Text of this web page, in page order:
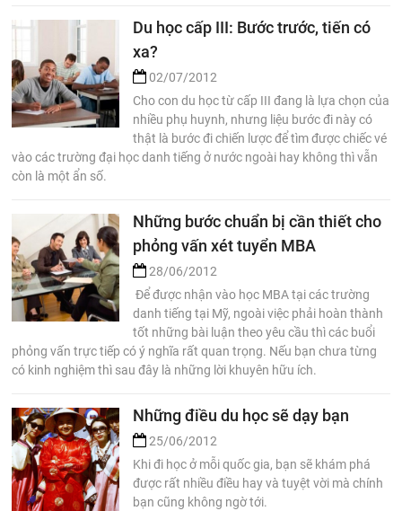
Du học cấp III: Bước trước, tiến có
xa?
02/07/2012
Cho con du học từ cấp III đang là lựa chọn của
nhiều phụ huynh, nhưng liệu bước đi này có
thật là bước đi chiến lược để tìm được chiếc vé
vào các trường đại học danh tiếng ở nước ngoài hay không thì vẫn
còn là một ẩn số.
Những bước chuẩn bị cần thiết cho
phỏng vấn xét tuyển MBA
28/06/2012
Để được nhận vào học MBA tại các trường
danh tiếng tại Mỹ, ngoài việc phải hoàn thành
tốt những bài luận theo yêu cầu thì các buổi
phỏng vấn trực tiếp có ý nghĩa rất quan trọng. Nếu bạn chưa từng
có kinh nghiệm thì sau đây là những lời khuyên hữu ích.
Những điều du học sẽ dạy bạn
25/06/2012
Khi đi học ở mỗi quốc gia, bạn sẽ khám phá
được rất nhiều điều hay và tuyệt vời mà chính
bạn cũng không ngờ tới.